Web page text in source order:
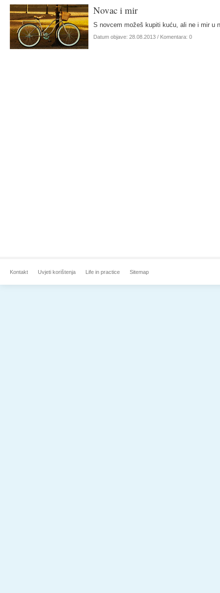
Novac i mir
S novcem možeš kupiti kuću, ali ne i mir u
Datum objave: 28.08.2013 / Komentara: 0
Kontakt Uvjeti korištenja Life in practice Sitemap